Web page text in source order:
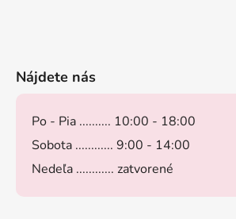
Nájdete nás
Po - Pia .......... 10:00 - 18:00
Sobota ............ 9:00 - 14:00
Nedeľa ............ zatvorené